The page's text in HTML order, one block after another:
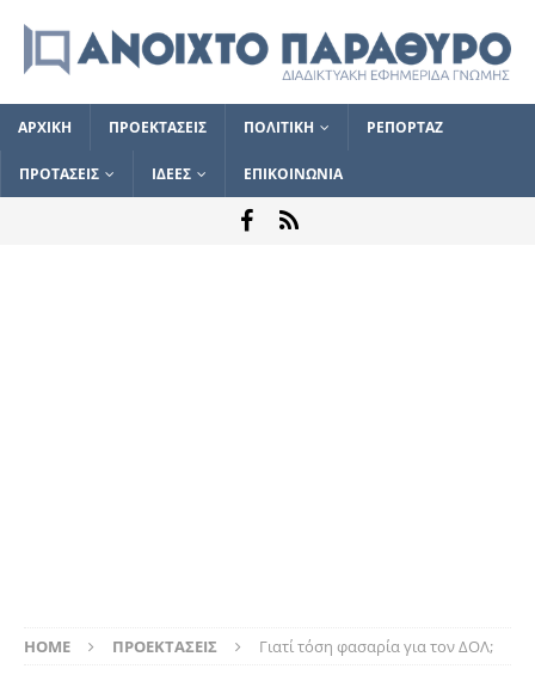
ΑΡΧΙΚΗ ΠΡΟΕΚΤΑΣΕΙΣ ΠΟΛΙΤΙΚΗ ΡΕΠΟΡΤΑΖ
ΠΡΟΤΑΣΕΙΣ ΙΔΕΕΣ ΕΠΙΚΟΙΝΩΝΙΑ
HOME ΠΡΟΕΚΤΑΣΕΙΣ Γιατί τόση φασαρία για τον ΔΟΛ;